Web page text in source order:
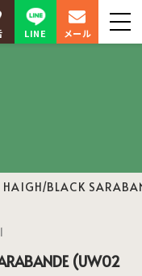
LINE メール
HAIGH/BLACK
(UW02